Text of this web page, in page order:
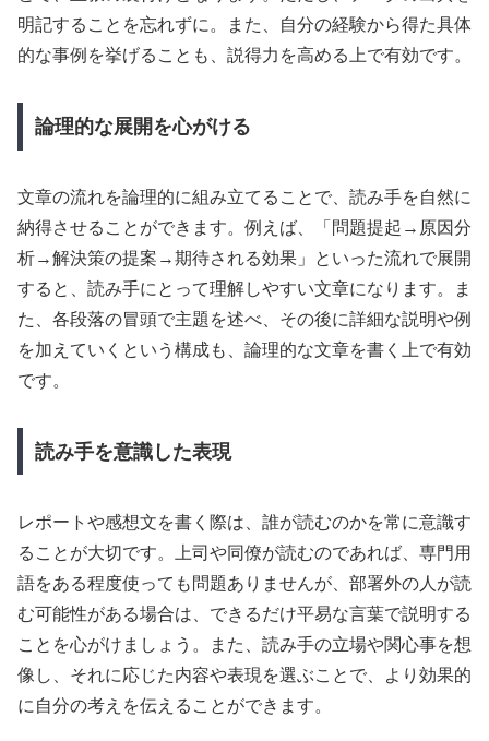
明記することを忘れずに。また、自分の経験から得た具体
的な事例を挙げることも、説得力を高める上で有効です。
論理的な展開を心がける
文章の流れを論理的に組み立てることで、読み手を自然に
納得させることができます。例えば、「問題提起→原因分
析→解決策の提案→期待される効果」といった流れで展開
すると、読み手にとって理解しやすい文章になります。ま
た、各段落の冒頭で主題を述べ、その後に詳細な説明や例
を加えていくという構成も、論理的な文章を書く上で有効
です。
読み手を意識した表現
レポートや感想文を書く際は、誰が読むのかを常に意識す
ることが大切です。上司や同僚が読むのであれば、専門用
語をある程度使っても問題ありませんが、部署外の人が読
む可能性がある場合は、できるだけ平易な言葉で説明する
ことを心がけましょう。また、読み手の立場や関心事を想
像し、それに応じた内容や表現を選ぶことで、より効果的
に自分の考えを伝えることができます。